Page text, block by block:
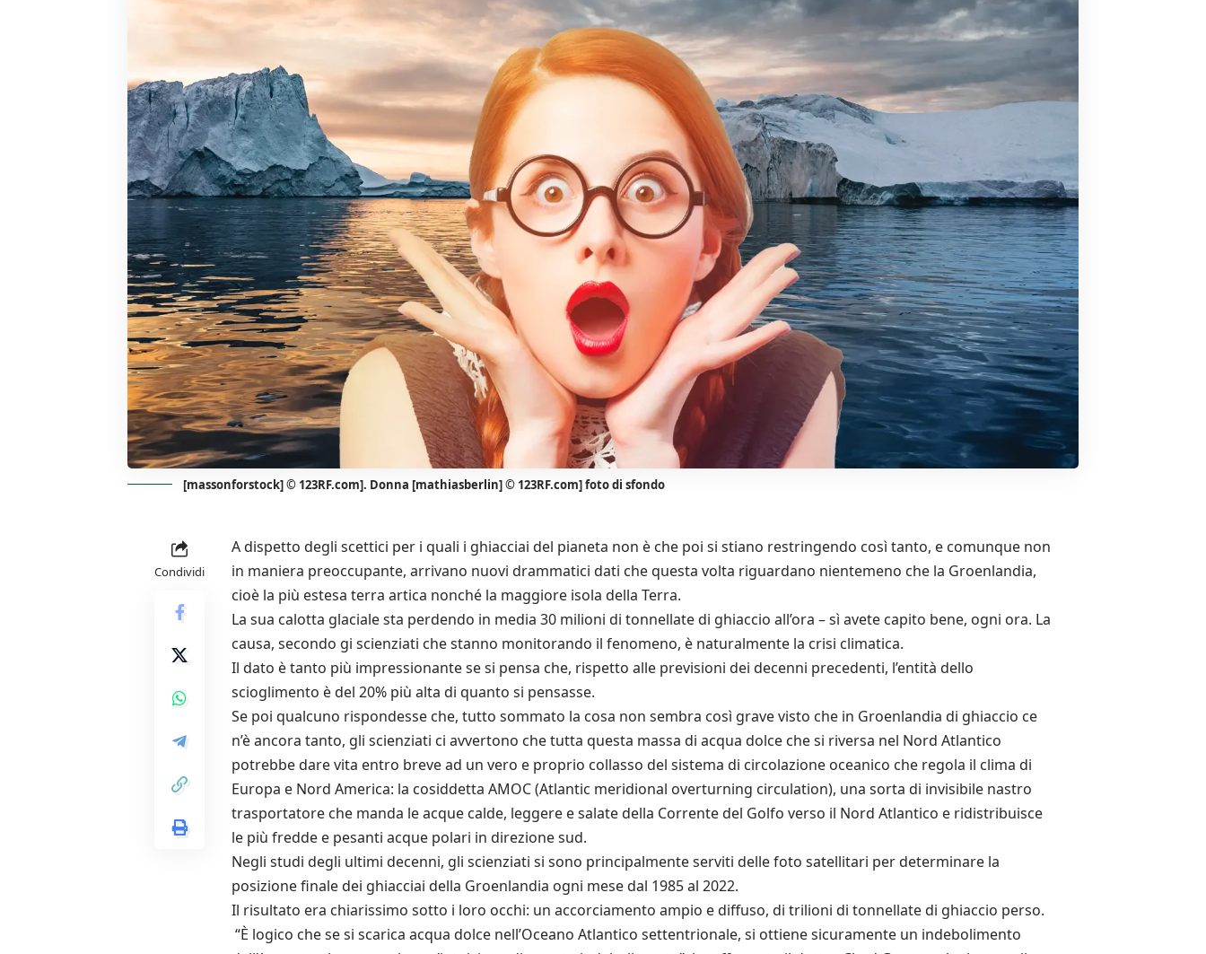
[massonforstock] © 123RF.com]. Donna [mathiasberlin] © 123RF.com] foto di sfondo
Condividi
A dispetto degli scettici per i quali i ghiacciai del pianeta non è che poi si stiano restringendo così tanto, e comunque non
in maniera preoccupante, arrivano nuovi drammatici dati che questa volta riguardano nientemeno che la Groenlandia,
cioè la più estesa terra artica nonché la maggiore isola della Terra.
La sua calotta glaciale sta perdendo in media 30 milioni di tonnellate di ghiaccio all’ora – sì avete capito bene, ogni ora. La
causa, secondo gi scienziati che stanno monitorando il fenomeno, è naturalmente la crisi climatica.
Il dato è tanto più impressionante se si pensa che, rispetto alle previsioni dei decenni precedenti, l’entità dello
scioglimento è del 20% più alta di quanto si pensasse.
Se poi qualcuno rispondesse che, tutto sommato la cosa non sembra così grave visto che in Groenlandia di ghiaccio ce
n’è ancora tanto, gli scienziati ci avvertono che tutta questa massa di acqua dolce che si riversa nel Nord Atlantico
potrebbe dare vita entro breve ad un vero e proprio collasso del sistema di circolazione oceanico che regola il clima di
Europa e Nord America: la cosiddetta AMOC (Atlantic meridional overturning circulation), una sorta di invisibile nastro
trasportatore che manda le acque calde, leggere e salate della Corrente del Golfo verso il Nord Atlantico e ridistribuisce
le più fredde e pesanti acque polari in direzione sud.
Negli studi degli ultimi decenni, gli scienziati si sono principalmente serviti delle foto satellitari per determinare la
posizione finale dei ghiacciai della Groenlandia ogni mese dal 1985 al 2022.
Il risultato era chiarissimo sotto i loro occhi: un accorciamento ampio e diffuso, di trilioni di tonnellate di ghiaccio perso.
“È logico che se si scarica acqua dolce nell’Oceano Atlantico settentrionale, si ottiene sicuramente un indebolimento